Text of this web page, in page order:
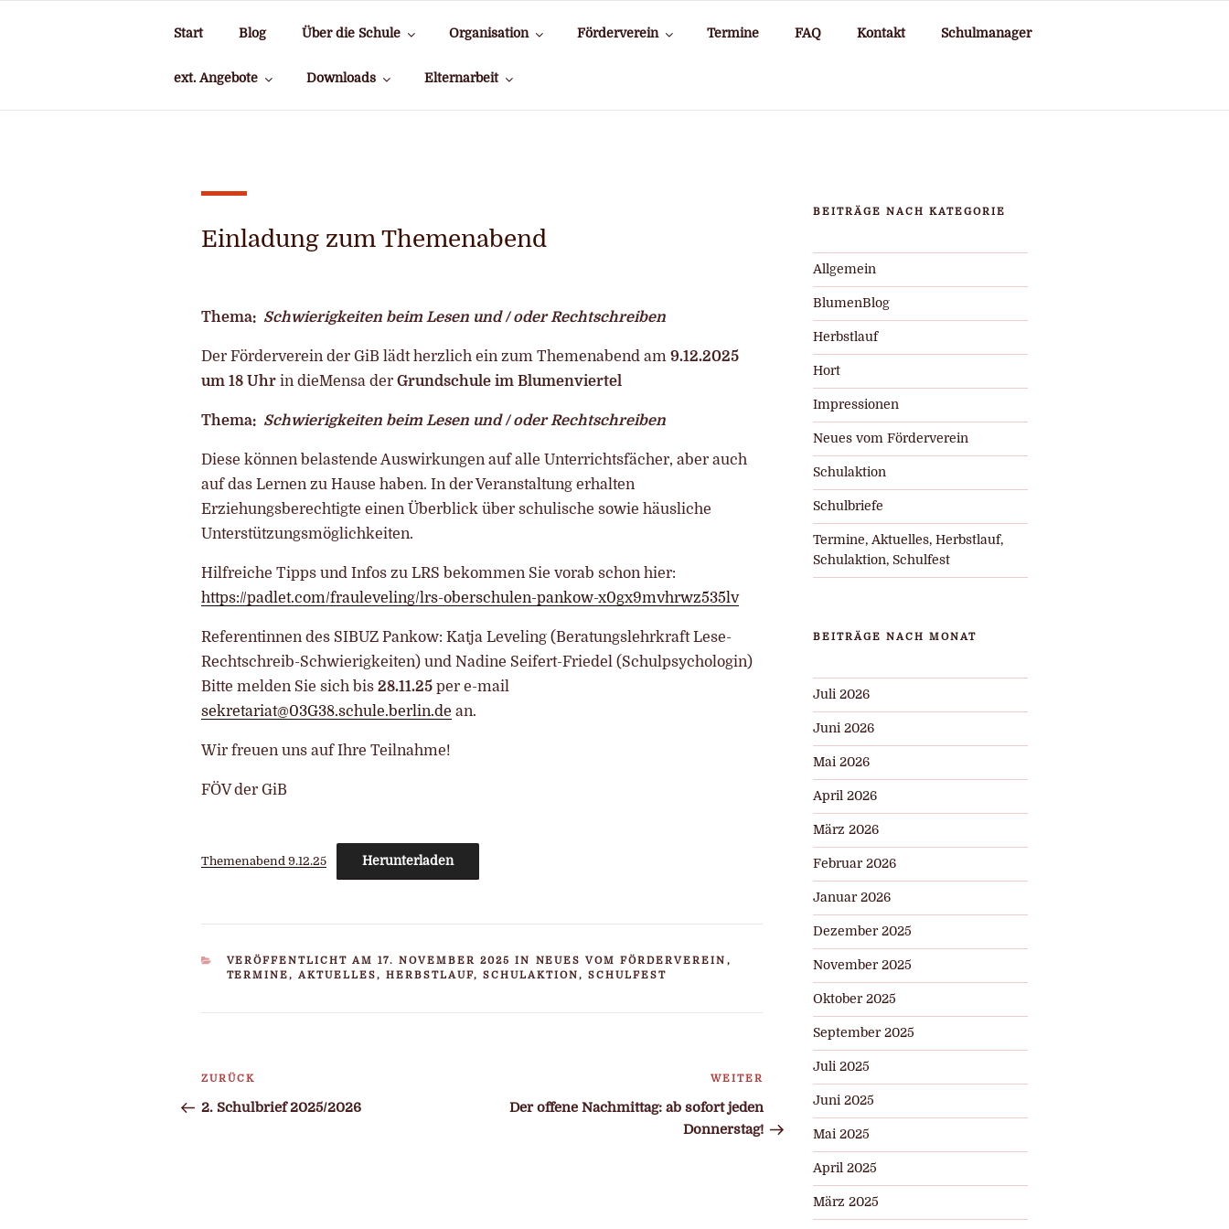
Start Blog Über die Schule Organisation Förderverein Termine FAQ Kontakt Schulmanager
ext. Angebote Downloads Elternarbeit
Einladung zum Themenabend
Thema: Schwierigkeiten beim Lesen und / oder Rechtschreiben
Der Förderverein der GiB lädt herzlich ein zum Themenabend am 9.12.2025
um 18 Uhr in dieMensa der Grundschule im Blumenviertel
Thema: Schwierigkeiten beim Lesen und / oder Rechtschreiben
Diese können belastende Auswirkungen auf alle Unterrichtsfächer, aber auch
auf das Lernen zu Hause haben. In der Veranstaltung erhalten
Erziehungsberechtigte einen Überblick über schulische sowie häusliche
Unterstützungsmöglichkeiten.
Hilfreiche Tipps und Infos zu LRS bekommen Sie vorab schon hier:
https://padlet.com/frauleveling/lrs-oberschulen-pankow-x0gx9mvhrwz535lv
Referentinnen des SIBUZ Pankow: Katja Leveling (Beratungslehrkraft Lese-
Rechtschreib-Schwierigkeiten) und Nadine Seifert-Friedel (Schulpsychologin)
Bitte melden Sie sich bis 28.11.25 per e-mail
sekretariat@03G38.schule.berlin.de an.
Wir freuen uns auf Ihre Teilnahme!
FÖV der GiB
Themenabend 9.12.25 Herunterladen
KATEGORIEN
VERÖFFENTLICHT AM 17. NOVEMBER 2025 IN NEUES VOM FÖRDERVEREIN ,
TERMINE, AKTUELLES, HERBSTLAUF, SCHULAKTION, SCHULFEST
Beitragsnavigation
Vorheriger
Beitrag
ZURÜCK
2. Schulbrief 2025/2026
Nächster
Beitrag
WEITER
Der offene Nachmittag: ab sofort jeden
Donnerstag!
BEITRÄGE NACH KATEGORIE
Allgemein
BlumenBlog
Herbstlauf
Hort
Impressionen
Neues vom Förderverein
Schulaktion
Schulbriefe
Termine, Aktuelles, Herbstlauf,
Schulaktion, Schulfest
BEITRÄGE NACH MONAT
Juli 2026
Juni 2026
Mai 2026
April 2026
März 2026
Februar 2026
Januar 2026
Dezember 2025
November 2025
Oktober 2025
September 2025
Juli 2025
Juni 2025
Mai 2025
April 2025
März 2025